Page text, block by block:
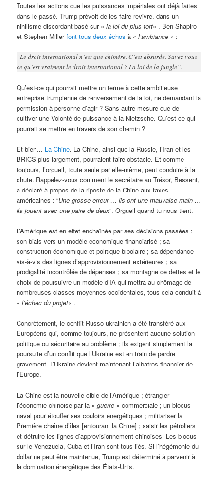
Toutes les actions que les puissances impériales ont déjà faites
dans le passé, Trump prévoit de les faire revivre, dans un
nihilisme discordant basé sur «la loi du plus fort« . Ben Shapiro
et Stephen Millerfont tous deux échos à «l’ambiance » :
“Le droit international n’est que chimère. C’est absurde. Savez-vous
ce qu’est vraiment le droit international ? La loi de la jungle”.
Qu’est-ce qui pourrait mettre un terme à cette ambitieuse
entreprise trumpienne de renversement de la loi, ne demandant la
permission à personne d’agir ? Sans autre mesure que de
cultiver une Volonté de puissance à la Nietzsche. Qu’est-ce qui
pourrait se mettre en travers de son chemin ?
Et bien… La Chine. La Chine, ainsi que la Russie, l’Iran et les
BRICS plus largement, pourraient faire obstacle. Et comme
toujours, l’orgueil, toute seule par elle-même, peut conduire à la
chute. Rappelez-vous comment le secrétaire au Trésor, Bessent,
a déclaré à propos de la riposte de la Chine aux taxes
américaines : “Une grosse erreur … ils ont une mauvaise main …
ils jouent avec une paire de deux”. Orgueil quand tu nous tient.
L’Amérique est en effet enchaînée par ses décisions passées :
son biais vers un modèle économique financiarisé ; sa
construction économique et politique bipolaire ; sa dépendance
vis-à-vis des lignes d’approvisionnement extérieures ; sa
prodigalité incontrôlée de dépenses ; sa montagne de dettes et le
choix de poursuivre un modèle d’IA qui mettra au chômage de
nombreuses classes moyennes occidentales, tous cela conduit à
«l’échec du projet« .
Concrètement, le conflit Russo-ukrainien a été transféré aux
Européens qui, comme toujours, ne présentent aucune solution
politique ou sécuritaire au problème ; ils exigent simplement la
poursuite d’un conflit que l’Ukraine est en train de perdre
gravement. L’Ukraine devient maintenant l’albatros financier de
l’Europe.
La Chine est la nouvelle cible de l’Amérique ; étrangler
l’économie chinoise par la «guerre » commerciale ; un blocus
naval pour étouffer ses couloirs énergétiques ; militariser la
Première chaîne d’îles [entourant la Chine] ; saisir les pétroliers
et détruire les lignes d’approvisionnement chinoises. Les blocus
sur le Venezuela, Cuba et l’Iran sont tous liés. Si l’hégémonie du
dollar ne peut être maintenue, Trump est déterminé à parvenir à
la domination énergétique des États-Unis.